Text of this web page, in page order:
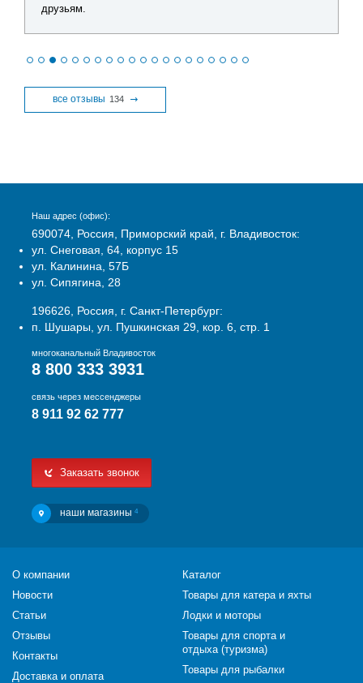
друзьям.
все отзывы 134
Наш адрес (офис):
690074, Россия, Приморский край, г. Владивосток:
ул. Снеговая, 64, корпус 15
ул. Калинина, 57Б
ул. Сипягина, 28
196626, Россия, г. Санкт-Петербург:
п. Шушары, ул. Пушкинская 29, кор. 6, стр. 1
многоканальный Владивосток
8 800 333 3931
связь через мессенджеры
8 911 92 62 777
Заказать звонок
наши магазины 4
О компании
Новости
Статьи
Отзывы
Контакты
Доставка и оплата
Каталог
Товары для катера и яхты
Лодки и моторы
Товары для спорта и
отдыха (туризма)
Товары для рыбалки